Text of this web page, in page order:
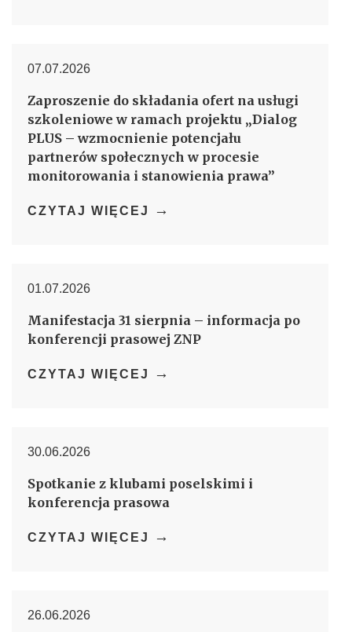
07.07.2026
Zaproszenie do składania ofert na usługi
szkoleniowe w ramach projektu „Dialog
PLUS – wzmocnienie potencjału
partnerów społecznych w procesie
monitorowania i stanowienia prawa”
CZYTAJ WIĘCEJ →
01.07.2026
Manifestacja 31 sierpnia – informacja po
konferencji prasowej ZNP
CZYTAJ WIĘCEJ →
30.06.2026
Spotkanie z klubami poselskimi i
konferencja prasowa
CZYTAJ WIĘCEJ →
26.06.2026